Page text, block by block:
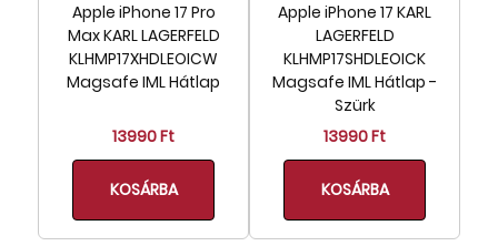
Apple iPhone 17 Pro
Max KARL LAGERFELD
KLHMP17XHDLEOICW
Magsafe IML Hátlap
13990 Ft
KOSÁRBA
Apple iPhone 17 KARL
LAGERFELD
KLHMP17SHDLEOICK
Magsafe IML Hátlap -
Szürk
13990 Ft
KOSÁRBA